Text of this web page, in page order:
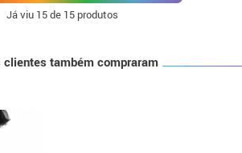
Já viu 15de 15 produtos
clientes também compraram